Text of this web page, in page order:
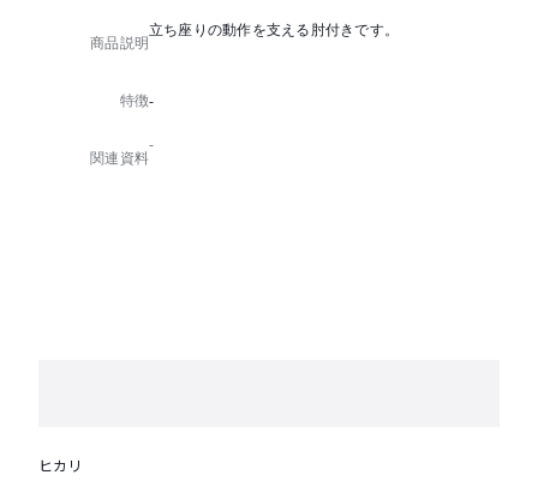
商品説明
立ち座りの動作を支える肘付きです。
特徴-
関連資料
-
ヒカリ